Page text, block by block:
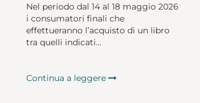
Nel periodo dal 14 al 18 maggio 2026
i consumatori finali che
effettueranno l’acquisto di un libro
tra quelli indicati...
Continua a leggere